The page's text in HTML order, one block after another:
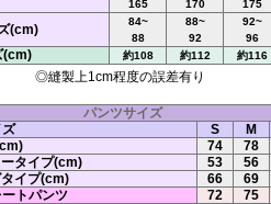
165
170
175
(cm)
84~
88
88~
92
92~
96
(cm) 約108 約112 約116
◎縫製上1cm程度の誤差有り
パンツサイズ
S
M
74
78
タイプ(cm)
53
56
イプ(cm)
66
69
トパンツ
72
75